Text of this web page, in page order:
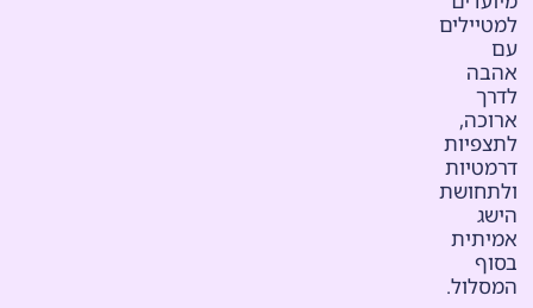
למטיילים
עם
אהבה
לדרך
ארוכה,
לתצפיות
דרמטיות
ולתחושת
הישג
אמיתית
בסוף
המסלול.